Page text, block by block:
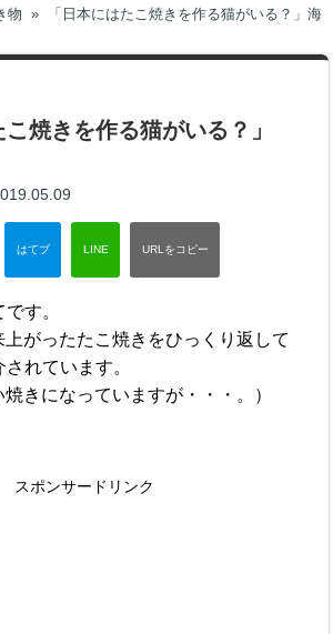
物 »
「日本にはたこ焼きを作る猫がいる？」海
こ焼きを作る猫がいる？」
す。
がったたこ焼きをひっくり返して
れています。
焼きになっていますが・・・。）
スポンサードリンク